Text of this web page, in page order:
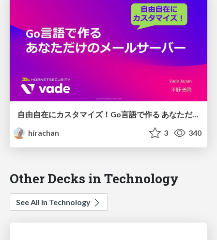
自由自在にカスタマイズ！Go言語で作る あなただけのメールサーバー
hirachan
3 340
Other Decks in Technology
See All in Technology